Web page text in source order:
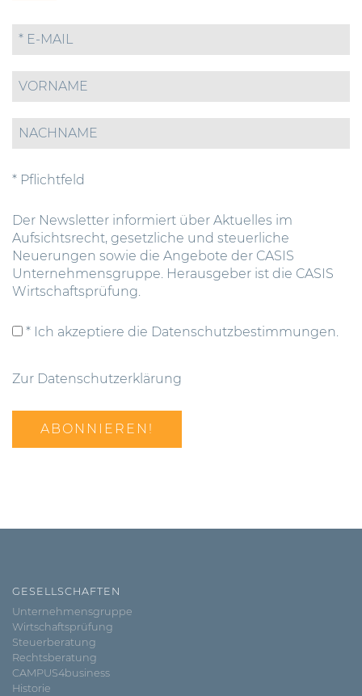
* Pflichtfeld
Der Newsletter informiert über Aktuelles im
Aufsichtsrecht, gesetzliche und steuerliche
Neuerungen sowie die Angebote der CASIS
Unternehmensgruppe. Herausgeber ist die CASIS
Wirtschaftsprüfung.
* Ich akzeptiere die Datenschutzbestimmungen.
Zur Datenschutzerklärung
GESELLSCHAFTEN
Unternehmensgruppe
Wirtschaftsprüfung
Steuerberatung
Rechtsberatung
CAMPUS4business
Historie